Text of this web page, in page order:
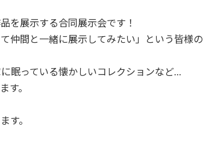
を展示する合同展示会です！
仲間と一緒に展示してみたい」という皆様の
眠っている懐かしいコレクションなど…
す。
す。